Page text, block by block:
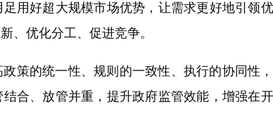
用好超大规模市场优势，让需求更好地引领
、优化分工、促进竞争。
统一性、规则的一致性、执行的协同性，
合、放管并重，提升政府监管效能，增强在